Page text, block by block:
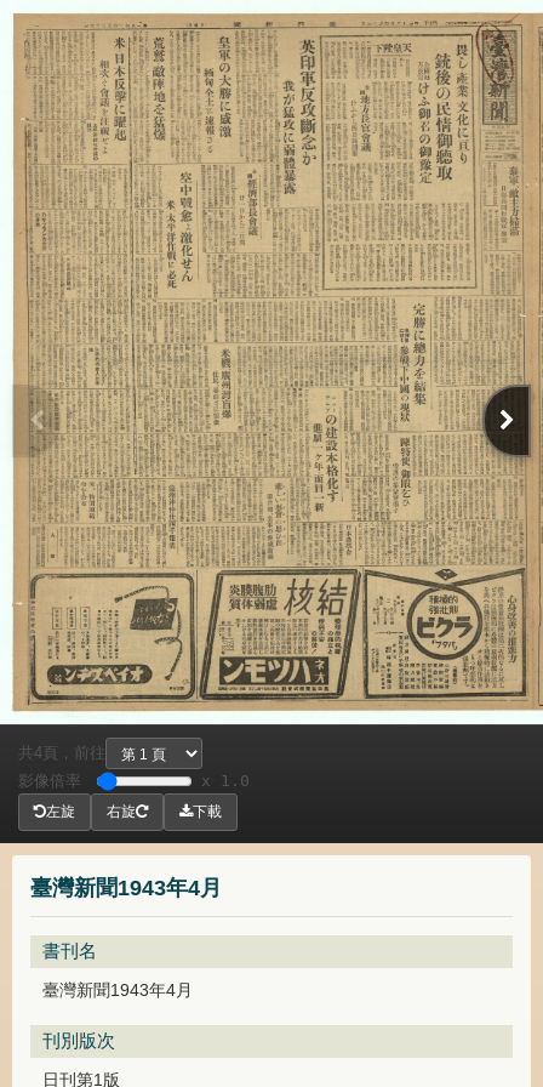
臺灣新聞1943年4月
書刊名
臺灣新聞1943年4月
刊別版次
日刊第1版
共4頁，
前往
影像倍率
x 1.0
左旋 右旋 下載